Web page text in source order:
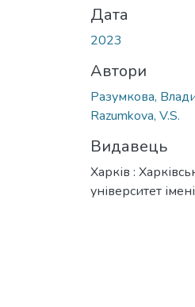
Дата
2023
Автори
Разумкова,
Razumkova, V.S.
Видавець
Харків :
університет